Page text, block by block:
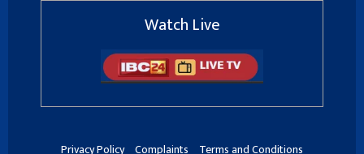
Watch Live
Privacy Policy Complaints Terms and Conditions